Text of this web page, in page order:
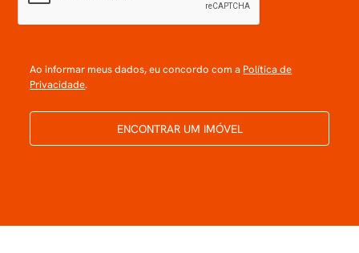
Ao informar meus dados, eu concordo com a Política de
Privacidade.
ENCONTRAR UM IMÓVEL